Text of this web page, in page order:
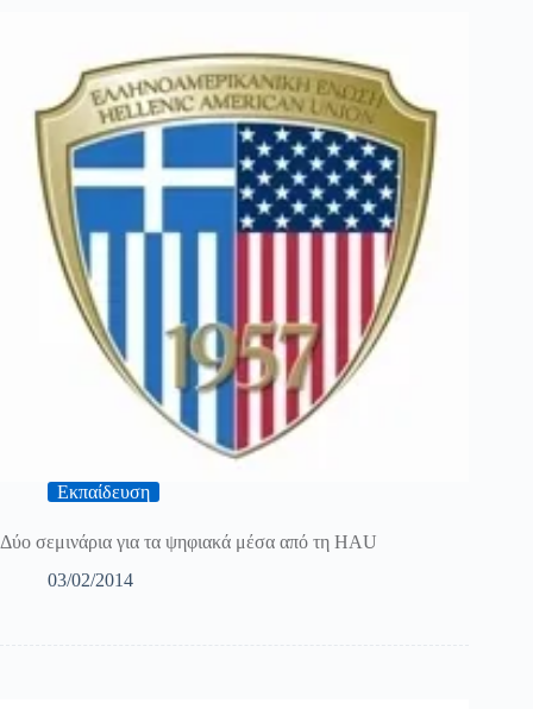
Εκπαίδευση
Δύο σεμινάρια για τα ψηφιακά μέσα από τη HAU
03/02/2014